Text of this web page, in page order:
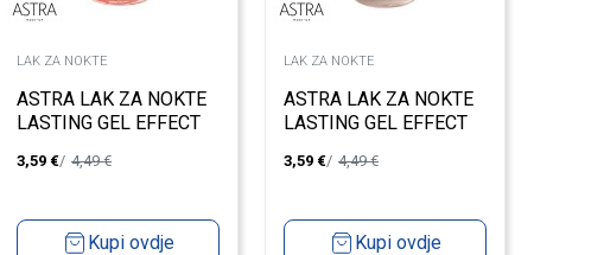
LAK ZA NOKTE
ASTRA LAK ZA NOKTE
LASTING GEL EFFECT
3,59 € 4,49€
Kupi ovdje
LAK ZA NOKTE
ASTRA LAK ZA NOKTE
LASTING GEL EFFECT
3,59 € 4,49€
Kupi ovdje